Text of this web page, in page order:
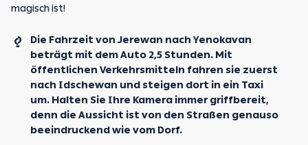
magisch ist!
Die Fahrzeit von Jerewan nach Yenokavan
beträgt mit dem Auto 2,5 Stunden. Mit
öffentlichen Verkehrsmitteln fahren sie zuerst
nach Idschewan und steigen dort in ein Taxi
um. Halten Sie Ihre Kamera immer griffbereit,
denn die Aussicht ist von den Straßen genauso
beeindruckend wie vom Dorf.